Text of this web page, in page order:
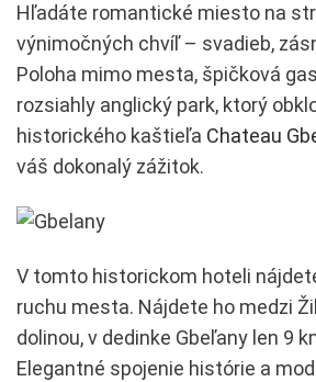
Hľadáte romantické miesto na
výnimočných chvíľ – svadieb,
Poloha mimo mesta, špičková
rozsiahly anglický park, ktorý
historického kaštieľa Chateau
váš dokonalý zážitok.
V tomto historickom hoteli
ruchu mesta. Nájdete ho medzi
dolinou, v dedinke Gbeľany len 9
Elegantné spojenie histórie a